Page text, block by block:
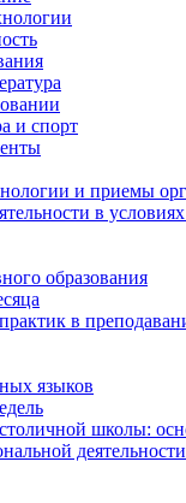
и спорт
и приемы
в
образования
в
языков
школы: